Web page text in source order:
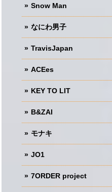
Snow Man
なにわ男子
TravisJapan
ACEes
KEY TO LIT
B&ZAI
モナキ
JO1
7ORDER project